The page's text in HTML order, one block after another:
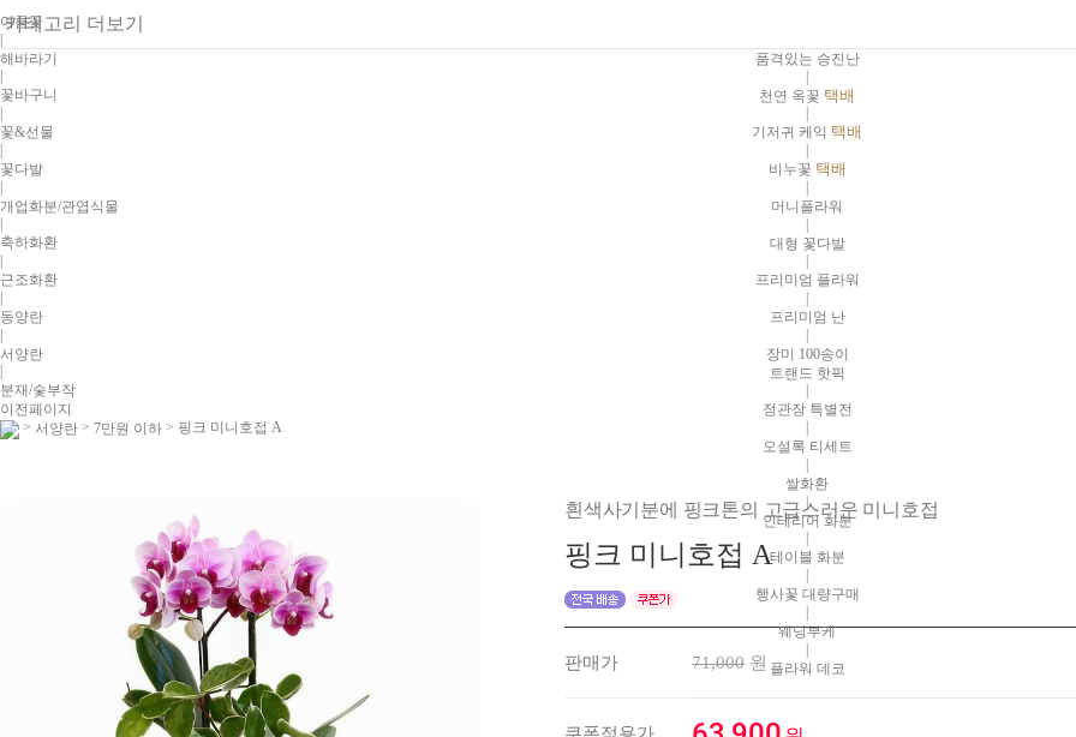
카테고리 더보기
품격있는 승진난
|
천연 옥꽃 택배
기저귀 케익 택배
비누꽃 택배
|
머니플라워
|
대형 꽃다발
프리미엄 플라워
프리미엄 난
|
장미 100송이
트랜드 핫픽
정관장 특별전
오설록 티세트
|
쌀화환
|
인테리어 화분
테이블 화분
행사꽃 대량구매
|
웨딩부케
|
플라워 데코
여름꽃
|
해바라기
꽃바구니
꽃&선물
|
꽃다발
|
개업화분/관엽식물
축하화환
근조화환
|
동양란
|
서양란
분재/숯부작
이전페이지
> 서양란 > 7만원 이하 > 핑크 미니호접 A
흰색사기분에 핑크톤의 고급스러운 미니호접
핑크 미니호접 A
판매가 71,000 원
쿠폰적용가